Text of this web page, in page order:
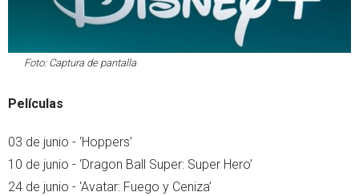
Foto: Captura de pantalla
Películas
03 de junio - ‘Hoppers’
10 de junio - ‘Dragon Ball Super: Super Hero’
24 de junio - ‘Avatar: Fuego y Ceniza’